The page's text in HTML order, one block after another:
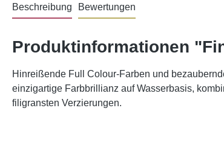
Beschreibung Bewertungen
Produktinformationen
Hinreißende Full Colour-Farben und
einzigartige Farbbrillianz auf Wasserbasis,
filigransten Verzierungen.